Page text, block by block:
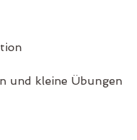
und kleine Übungen